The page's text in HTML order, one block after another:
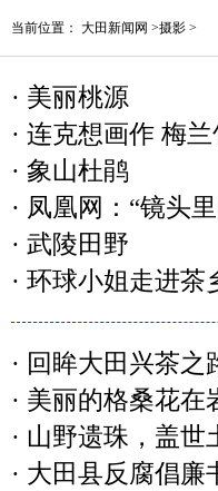
当前位置： 大田新闻网 >摄影 >
· 美丽桃源
· 连克想画作 梅兰
· 象山杜鹃
· 凤凰网：“镜头
· 武陵田野
· 环球小姐走进茶
· 回眸大田兴茶之
· 美丽的格桑花在
· 山野遗珠，盖世
· 大田县反腐倡廉